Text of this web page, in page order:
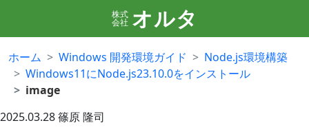
株式
会社 オルタ
ホーム Windows 開発環境ガイド
Node.js環境構築
Windows11にNode.js23.10.0をインストール
image
2025.03.28篠原 隆司